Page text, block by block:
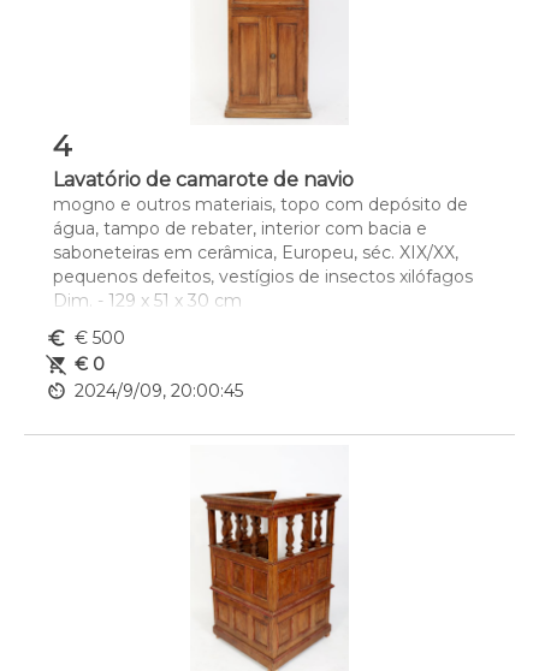
4
Lavatório de camarote de navio
mogno e outros materiais, topo com depósito de
água, tampo de rebater, interior com bacia e
saboneteiras em cerâmica, Europeu, séc. XIX/XX,
pequenos defeitos, vestígios de insectos xilófagos
Dim. - 129 x 51 x 30 cm
euro_symbol € 500
remove_shopping_cart € 0
av_timer 2024/9/09, 20:00:45